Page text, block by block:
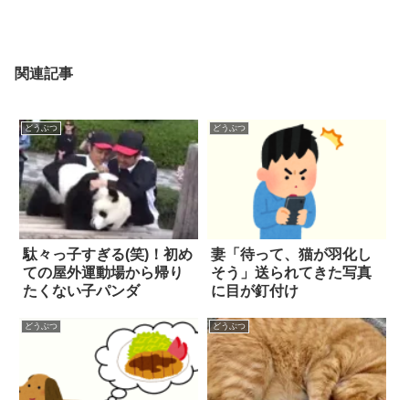
関連記事
どうぶつ
駄々っ子すぎる(笑)！初め
ての屋外運動場から帰り
たくない子パンダ
どうぶつ
妻「待って、猫が羽化し
そう」送られてきた写真
に目が釘付け
どうぶつ どうぶつ